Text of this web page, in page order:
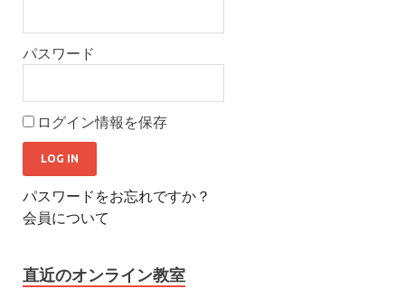
パスワード
ログイン情報を保存
パスワードをお忘れですか？
会員について
直近のオンライン教室